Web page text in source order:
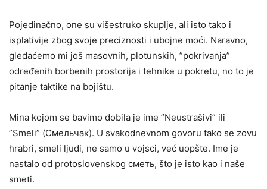
Pojedinačno, one su višestruko skuplje, ali isto tako i
isplativije zbog svoje preciznosti i ubojne moći. Naravno,
gledaćemo mi još masovnih, plotunskih, ”pokrivanja”
određenih borbenih prostorija i tehnike u pokretu, no to je
pitanje taktike na bojištu.
Mina kojom se bavimo dobila je ime ”Neustrašivi” ili
”Smeli” (Смельчак). U svakodnevnom govoru tako se zovu
hrabri, smeli ljudi, ne samo u vojsci, već uopšte. Ime je
nastalo od protoslovenskog сметь, što je isto kao i naše
smeti.